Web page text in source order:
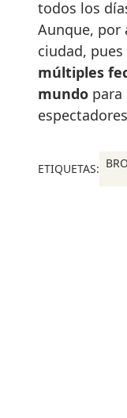
todos los
Aunque, por
ciudad,
múltiples
mundo para
ETIQUETAS: